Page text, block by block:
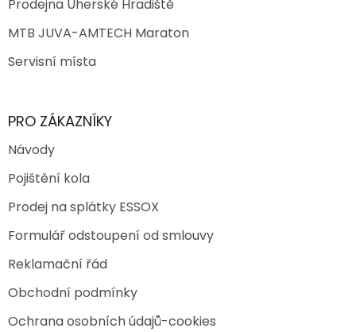
Prodejna Uherské Hradiště
MTB JUVA-AMTECH Maraton
Servisní místa
PRO ZÁKAZNÍKY
Návody
Pojištění kola
Prodej na splátky ESSOX
Formulář odstoupení od smlouvy
Reklamační řád
Obchodní podmínky
Ochrana osobních údajů-cookies